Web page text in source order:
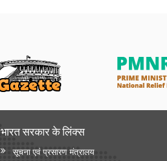
भारत सरकार के लिंक्‍स
सूचना एवं प्रसारण मंत्रालय